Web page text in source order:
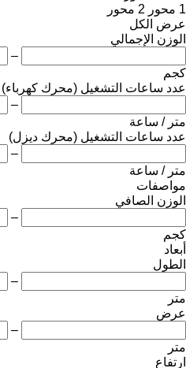
1 محور
2 محور
عرض الكل
الوزن الإجمالي
–
كجم
عدد ساعات التشغيل (محرك كهرباء)
–
متر / ساعة
عدد ساعات التشغيل (محرك ديزل)
–
متر / ساعة
مواصفات
الوزن الصافي
–
كجم
أبعاد
الطول
–
متر
عرض
–
متر
ارتفاع